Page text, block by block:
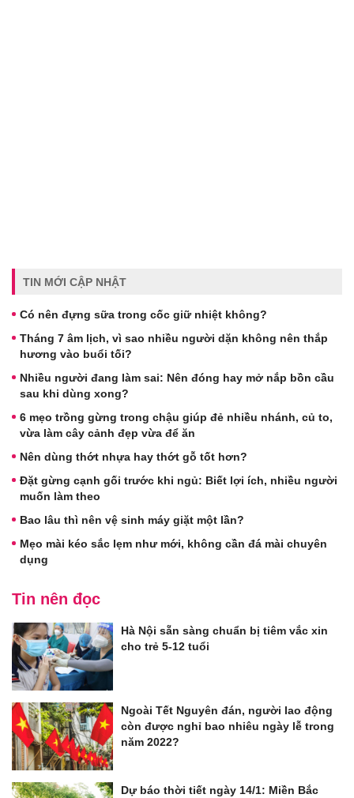
TIN MỚI CẬP NHẬT
Có nên đựng sữa trong cốc giữ nhiệt không?
Tháng 7 âm lịch, vì sao nhiều người dặn không nên thắp
hương vào buổi tối?
Nhiều người đang làm sai: Nên đóng hay mở nắp bồn cầu
sau khi dùng xong?
6 mẹo trồng gừng trong chậu giúp đẻ nhiều nhánh, củ to,
vừa làm cây cảnh đẹp vừa để ăn
Nên dùng thớt nhựa hay thớt gỗ tốt hơn?
Đặt gừng cạnh gối trước khi ngủ: Biết lợi ích, nhiều người
muốn làm theo
Bao lâu thì nên vệ sinh máy giặt một lần?
Mẹo mài kéo sắc lẹm như mới, không cần đá mài chuyên
dụng
Tin nên đọc
Hà Nội sẵn sàng chuẩn bị tiêm vắc xin
cho trẻ 5-12 tuổi
Ngoài Tết Nguyên đán, người lao động
còn được nghỉ bao nhiêu ngày lễ trong
năm 2022?
Dự báo thời tiết ngày 14/1: Miền Bắc